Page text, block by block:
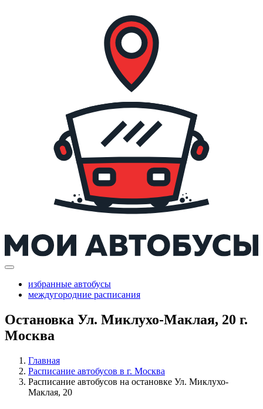
избранные автобусы
междугородние расписания
Остановка Ул. Миклухо-Маклая, 20 г.
Москва
Главная
Расписание автобусов в г. Москва
Расписание автобусов на остановке Ул. Миклухо-
Маклая, 20